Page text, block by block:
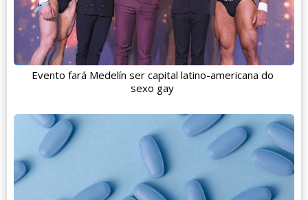
Evento fará Medelín ser capital latino-americana do
sexo gay